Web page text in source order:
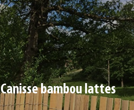
Canisse bambou lattes
CANISSE BAMBOU LATTES